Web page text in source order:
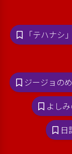
「テハナ
ジージョの
よし
日